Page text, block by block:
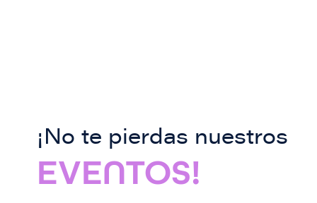
¡No te pierdas nuestros
EVENTOS!